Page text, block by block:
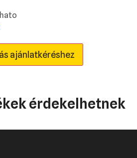
ajánlatkéréshez
érdekelhetnek